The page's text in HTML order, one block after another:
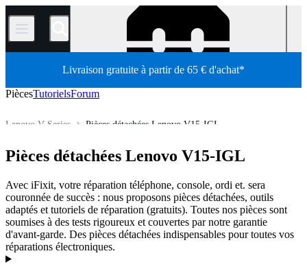
/
Livraison gratuite à partir de 65 € d'achat*
PiècesTutorielsForum
Pièces détachées Lenovo V15-IGL
Lenovo V Series
Pièces détachées
Boutique
Pièces détachées Lenovo V15-IGL
Avec iFixit, votre réparation téléphone, console, ordi et. sera
couronnée de succès : nous proposons pièces détachées, outils
adaptés et tutoriels de réparation (gratuits). Toutes nos pièces sont
soumises à des tests rigoureux et couvertes par notre garantie
d'avant-garde. Des pièces détachées indispensables pour toutes vos
réparations électroniques.
Produits